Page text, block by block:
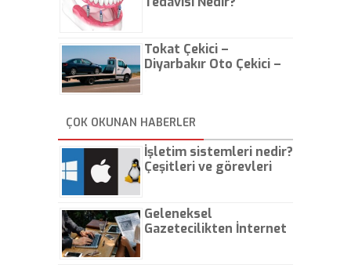
Tokat Çekici –
Diyarbakır Oto Çekici –
ÇOK OKUNAN HABERLER
İşletim sistemleri nedir?
Çeşitleri ve görevleri
Geleneksel
Gazetecilikten İnternet